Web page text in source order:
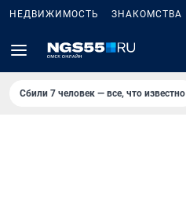
НЕДВИЖИМОСТЬ ЗНАКОМСТВА
Сбили 7 человек — все, что известно